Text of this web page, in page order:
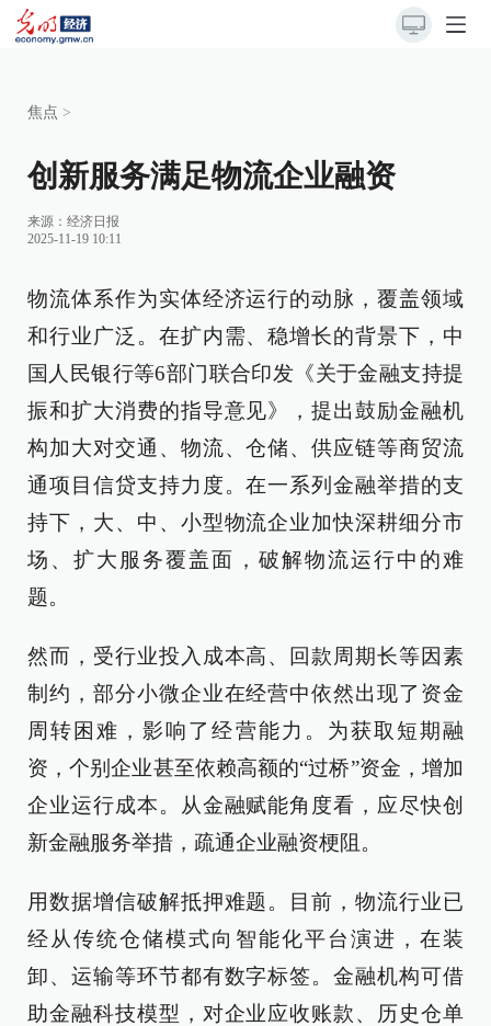
焦点 >
创新服务满足物流企业融资
来源： 经济日报
2025-11-19 10:11
物流体系作为实体经济运行的动脉，覆盖领域
和行业广泛。在扩内需、稳增长的背景下，中
国人民银行等6部门联合印发《关于金融支持提
振和扩大消费的指导意见》，提出鼓励金融机
构加大对交通、物流、仓储、供应链等商贸流
通项目信贷支持力度。在一系列金融举措的支
持下，大、中、小型物流企业加快深耕细分市
场、扩大服务覆盖面，破解物流运行中的难
题。
然而，受行业投入成本高、回款周期长等因素
制约，部分小微企业在经营中依然出现了资金
周转困难，影响了经营能力。为获取短期融
资，个别企业甚至依赖高额的“过桥”资金，增加
企业运行成本。从金融赋能角度看，应尽快创
新金融服务举措，疏通企业融资梗阻。
用数据增信破解抵押难题。目前，物流行业已
经从传统仓储模式向智能化平台演进，在装
卸、运输等环节都有数字标签。金融机构可借
助金融科技模型，对企业应收账款、历史仓单